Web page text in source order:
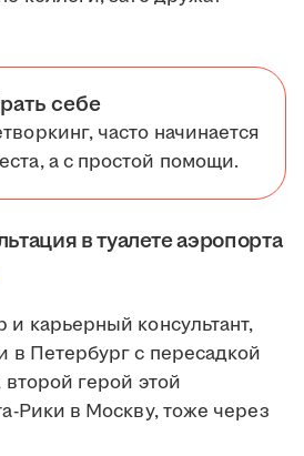
себе
часто начинается
а с простой помощи.
в туалете аэропорта
карьерный консультант,
в Петербург с пересадкой
герой этой
Рики в Москву, тоже через